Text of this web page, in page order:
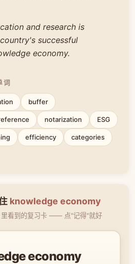
and research is
successful
economy.
词
buffer
notarization ESG
efficiency categories
knowledge economy
里看到的复习卡 —— 点"记得"就好
economy